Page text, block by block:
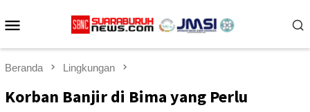
ke
Beranda Lingkungan
Korban Banjir di Bima yang Perlu